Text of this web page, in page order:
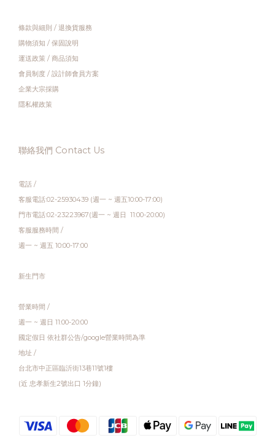
條款與細則 / 退換貨服務
購物須知 / 保固說明
運送政策 / 商品須知
會員制度 / 設計師會員方案
企業大宗採購
隱私權政策
聯絡我們 Contact Us
電話 /
客服電話:02-25930439 (週一 ~ 週五10:00-17:00)
門市電話:02-23223967(週一 ~ 週日 11:00-20:00)
客服服務時間 /
週一 ~ 週五 10:00-17:00
新生門市
營業時間 /
週一 ~ 週日 11:00-20:00
國定假日 依社群公告/google營業時間為準
地址 /
台北市中正區臨沂街13巷11號1樓
(近 忠孝新生2號出口 1分鐘)